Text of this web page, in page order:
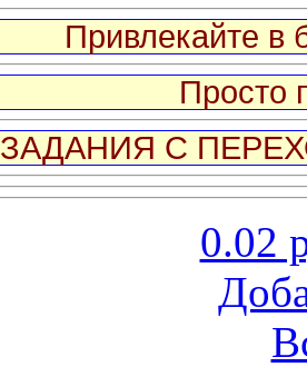
Привлекайте в
Просто
ЗАДАНИЯ С
0.02